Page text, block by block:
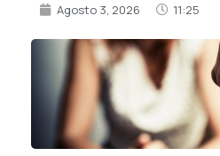
Agosto 3, 2026 11:25